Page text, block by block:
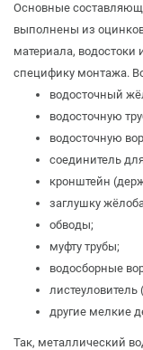
Основные
выполнены из
материала, водостоки
специфику монтажа.
водосточный
водосточную
водосточную
соединитель
кронштейн
заглушку
обводы;
муфту трубы;
водосборные
другие мелкие
Так, металлический